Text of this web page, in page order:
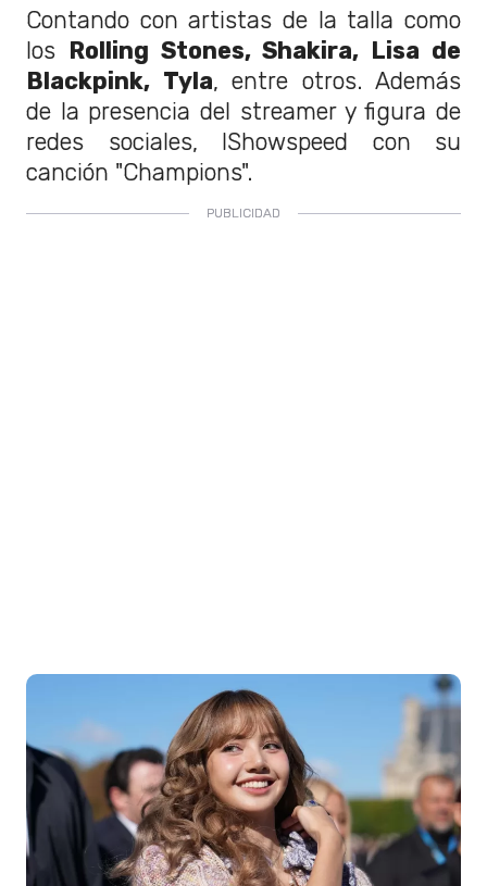
Contando con artistas de la talla como
los Rolling Stones, Shakira, Lisa de
Blackpink, Tyla, entre otros. Además
de la presencia del streamer y figura de
redes sociales, IShowspeed con su
canción "Champions".